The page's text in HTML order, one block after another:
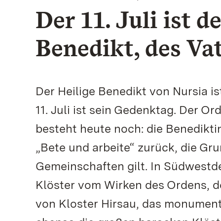
Der 11. Juli ist
Benedikt, des
Der Heilige Benedikt von Nursia
11. Juli ist sein Gedenktag. Der
besteht heute noch: die
„Bete und arbeite“ zurück, die
Gemeinschaften gilt. In
Klöster vom Wirken des Ordens,
von Kloster Hirsau, das